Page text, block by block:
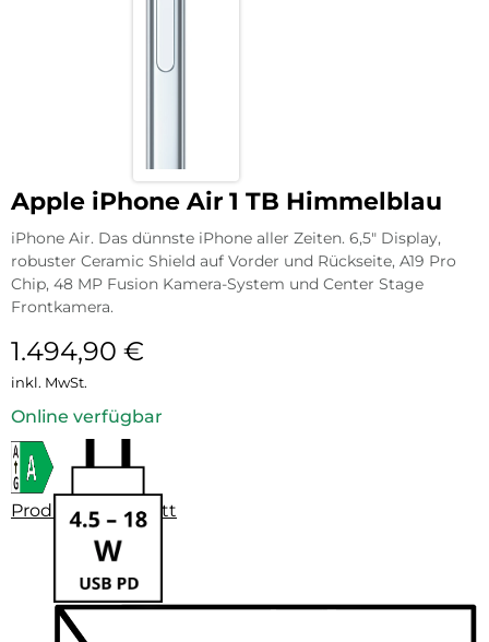
Apple iPhone Air 1 TB Himmelblau
iPhone Air. Das dünnste iPhone aller Zeiten. 6,5″ Display,
robuster Ceramic Shield auf Vorder und Rückseite, A19 Pro
Chip, 48 MP Fusion Kamera-System und Center Stage
Frontkamera.
1.494,90 €
inkl. MwSt.
Online verfügbar
Produktdatenblatt